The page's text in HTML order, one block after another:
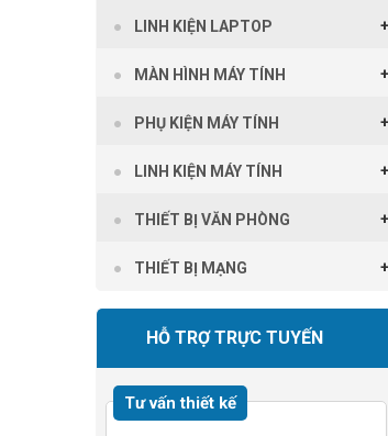
LINH KIỆN LAPTOP
MÀN HÌNH MÁY TÍNH
PHỤ KIỆN MÁY TÍNH
LINH KIỆN MÁY TÍNH
THIẾT BỊ VĂN PHÒNG
THIẾT BỊ MẠNG
HỖ TRỢ TRỰC TUYẾN
Tư vấn thiết kế